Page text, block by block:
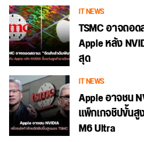
IT NEWS
TSMC อาจถอ
Apple หลัง
สุด
IT NEWS
Apple อาจชน
แพ็กเกจชิปขั้นสู
M6 Ultra